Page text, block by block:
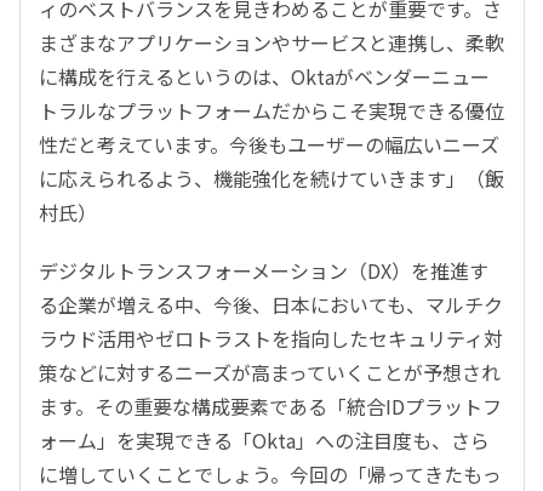
ィのベストバランスを見きわめることが重要です。さ
まざまなアプリケーションやサービスと連携し、柔軟
に構成を行えるというのは、Oktaがベンダーニュー
トラルなプラットフォームだからこそ実現できる優位
性だと考えています。今後もユーザーの幅広いニーズ
に応えられるよう、機能強化を続けていきます」（飯
村氏）
デジタルトランスフォーメーション（DX）を推進す
る企業が増える中、今後、日本においても、マルチク
ラウド活用やゼロトラストを指向したセキュリティ対
策などに対するニーズが高まっていくことが予想され
ます。その重要な構成要素である「統合IDプラットフ
ォーム」を実現できる「Okta」への注目度も、さら
に増していくことでしょう。今回の「帰ってきたもっ